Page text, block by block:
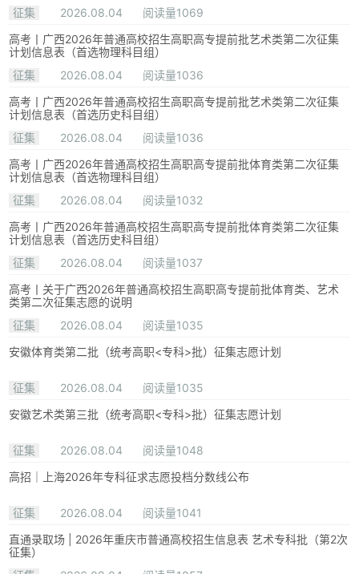
征集
2026.08.04
阅读量1069
高考丨广西2026年普通高校招生高职高专提前批艺术类第二次征集
计划信息表（首选物理科目组）
征集
2026.08.04
阅读量1036
高考丨广西2026年普通高校招生高职高专提前批艺术类第二次征集
计划信息表（首选历史科目组）
征集
2026.08.04
阅读量1036
高考丨广西2026年普通高校招生高职高专提前批体育类第二次征集
计划信息表（首选物理科目组）
征集
2026.08.04
阅读量1032
高考丨广西2026年普通高校招生高职高专提前批体育类第二次征集
计划信息表（首选历史科目组）
征集
2026.08.04
阅读量1037
高考丨关于广西2026年普通高校招生高职高专提前批体育类、艺术
类第二次征集志愿的说明
征集
2026.08.04
阅读量1035
安徽体育类第二批（统考高职<专科>批）征集志愿计划
征集 2026.08.04
阅读量1035
安徽艺术类第三批（统考高职<专科>批）征集志愿计划
征集 2026.08.04
阅读量1048
高招｜上海2026年专科征求志愿投档分数线公布
征集 2026.08.04
阅读量1041
直通录取场 | 2026年重庆市普通高校招生信息表 艺术专科批（第2次
征集）